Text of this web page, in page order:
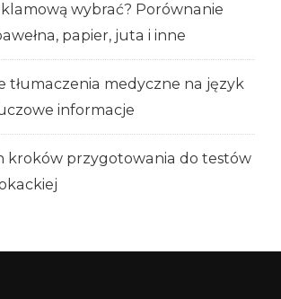
wybrać? Porównanie
papier, juta i inne
tłumaczenia medyczne na język
informacje
kroków przygotowania do testów